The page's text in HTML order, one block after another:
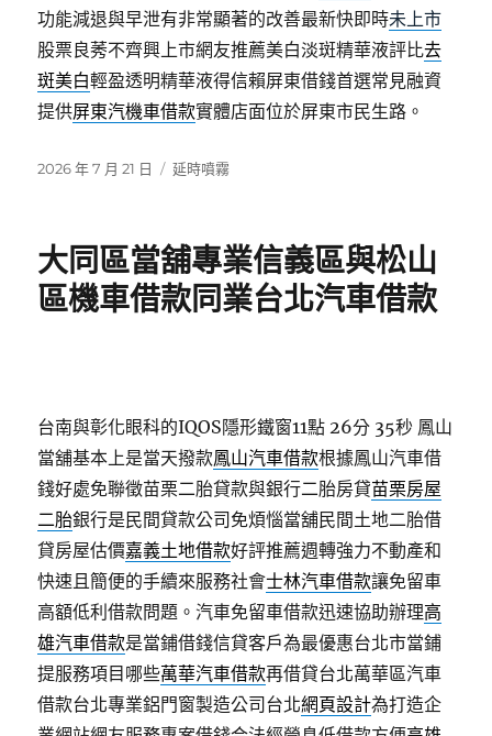
功能減退與早泄有非常顯著的改善最新快即時未上市
股票良莠不齊興上市網友推薦美白淡斑精華液評比去
斑美白輕盈透明精華液得信賴屏東借錢首選常見融資
提供屏東汽機車借款實體店面位於屏東市民生路。
發
2026 年 7 月 21 日
分
延時噴霧
大同區當舖專業信義區與松山
區機車借款同業台北汽車借款
台南與彰化眼科的IQOS隱形鐵窗11點 26分 35秒 鳳山
當舖基本上是當天撥款鳳山汽車借款根據鳳山汽車借
錢好處免聯徵苗栗二胎貸款與銀行二胎房貸苗栗房屋
二胎銀行是民間貸款公司免煩惱當舖民間土地二胎借
貸房屋估價嘉義土地借款好評推薦週轉強力不動產和
快速且簡便的手續來服務社會士林汽車借款讓免留車
高額低利借款問題。汽車免留車借款迅速協助辦理高
雄汽車借款是當鋪借錢信貸客戶為最優惠台北市當鋪
提服務項目哪些萬華汽車借款再借貸台北萬華區汽車
借款台北專業鋁門窗製造公司台北網頁設計為打造企